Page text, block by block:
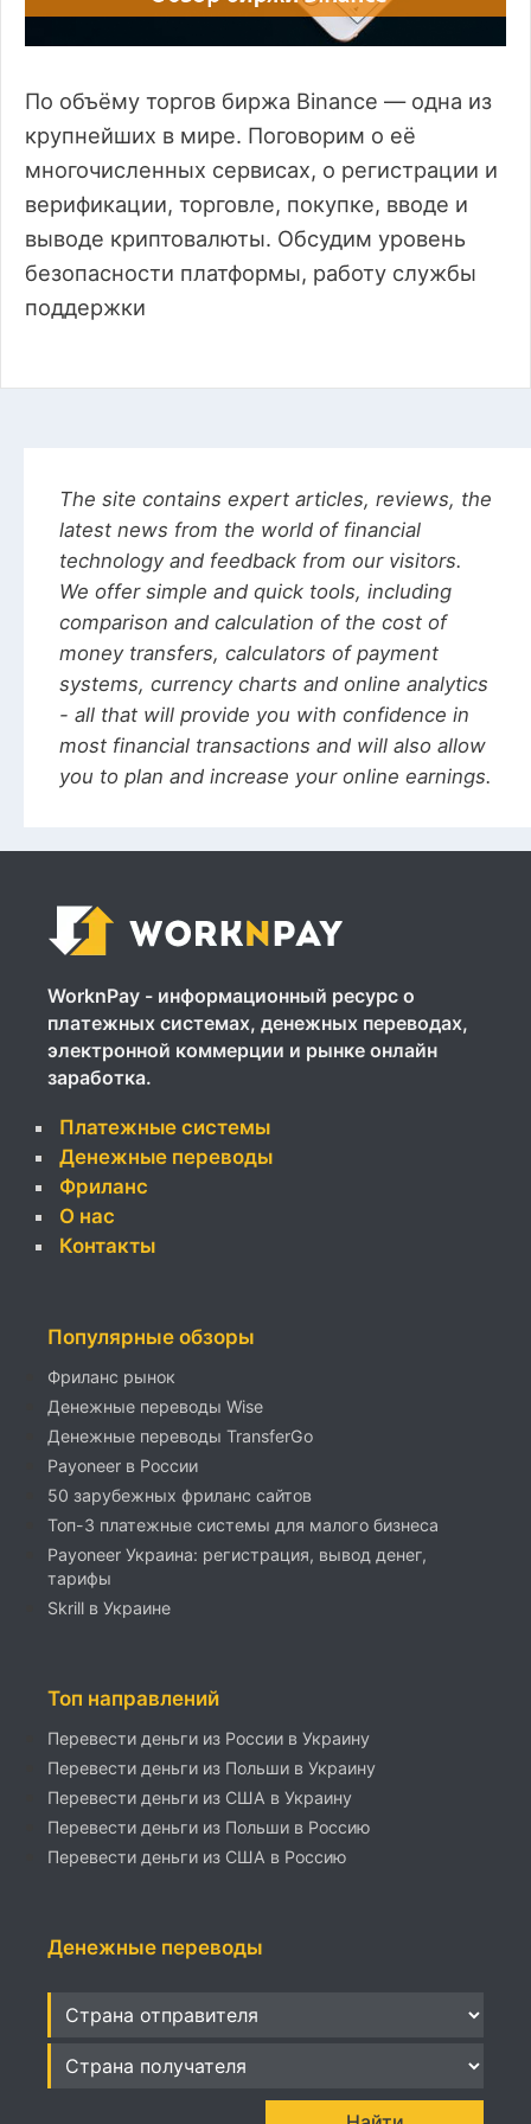
По объёму торгов биржа Binance — одна из
крупнейших в мире. Поговорим о её
многочисленных сервисах, о регистрации и
верификации, торговле, покупке, вводе и
выводе криптовалюты. Обсудим уровень
безопасности платформы, работу службы
поддержки
The site contains expert articles, reviews, the
latest news from the world of financial
technology and feedback from our visitors.
We offer simple and quick tools, including
comparison and calculation of the cost of
money transfers, calculators of payment
systems, currency charts and online analytics
- all that will provide you with confidence in
most financial transactions and will also allow
you to plan and increase your online earnings.
WorknPay - информационный ресурс о
платежных системах, денежных переводах,
электронной коммерции и рынке онлайн
заработка.
Платежные системы
Денежные переводы
Фриланс
О нас
Контакты
Популярные обзоры
Фриланс рынок
Денежные переводы Wise
Денежные переводы TransferGo
Payoneer в России
50 зарубежных фриланс сайтов
Топ-3 платежные системы для малого бизнеса
Payoneer Украина: регистрация, вывод денег,
тарифы
Skrill в Украине
Топ направлений
Перевести деньги из России в Украину
Перевести деньги из Польши в Украину
Перевести деньги из США в Украину
Перевести деньги из Польши в Россию
Перевести деньги из США в Россию
Денежные переводы